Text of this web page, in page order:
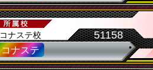
コナステ校
コナステ
51158